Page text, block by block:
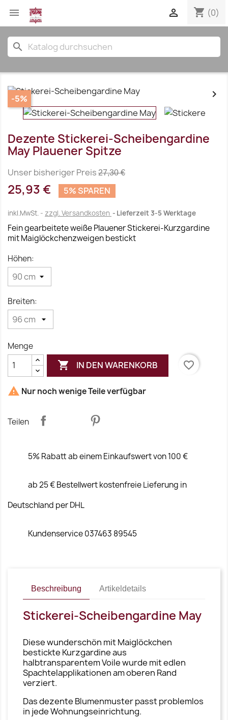
 shopping_cart (0)

search
-5%
 
Dezente Stickerei-Scheibengardine
May Plauener Spitze
Unser bisheriger Preis 27,30 €
25,93 € 5% SPAREN
inkl.MwSt. zzgl. Versandkosten Lieferzeit 3-5 Werktage
Fein gearbeitete weiße Plauener Stickerei-Kurzgardine
mit Maiglöckchenzweigen bestickt
Höhen:
Breiten:
Menge
 IN DEN WARENKORB favorite_border
 Nur noch wenige Teile verfügbar
Teilen
5% Rabatt ab einem Einkaufswert von 100 €
ab 25 € Bestellwert kostenfreie Lieferung in
Deutschland per DHL
Kundenservice 037463 89545
Beschreibung Artikeldetails
Stickerei-Scheibengardine May
Diese wunderschön mit Maiglöckchen
bestickte Kurzgardine aus
halbtransparentem Voile wurde mit edlen
Spachtelapplikationen am oberen Rand
verziert.
Das dezente Blumenmuster passt problemlos
in jede Wohnungseinrichtung.